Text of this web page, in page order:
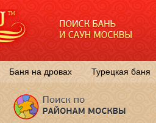
Баня на дровах Турецкая баня